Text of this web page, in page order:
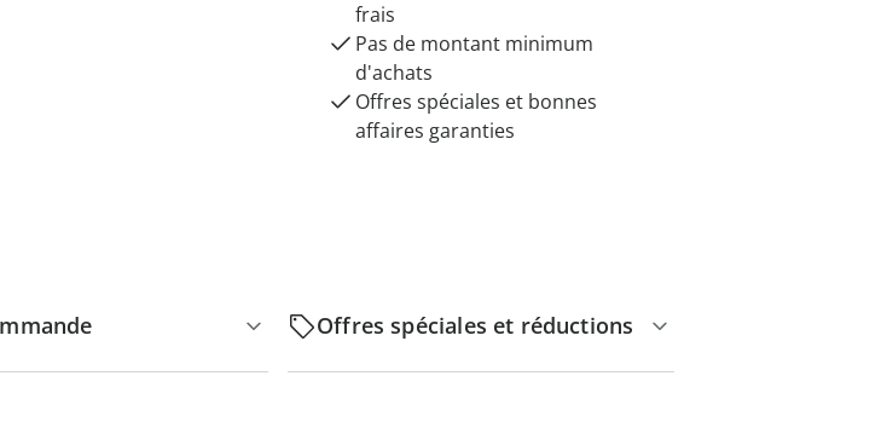
frais
Pas de montant minimum
d'achats
Offres spéciales et bonnes
affaires garanties
Offres spéciales et réductions